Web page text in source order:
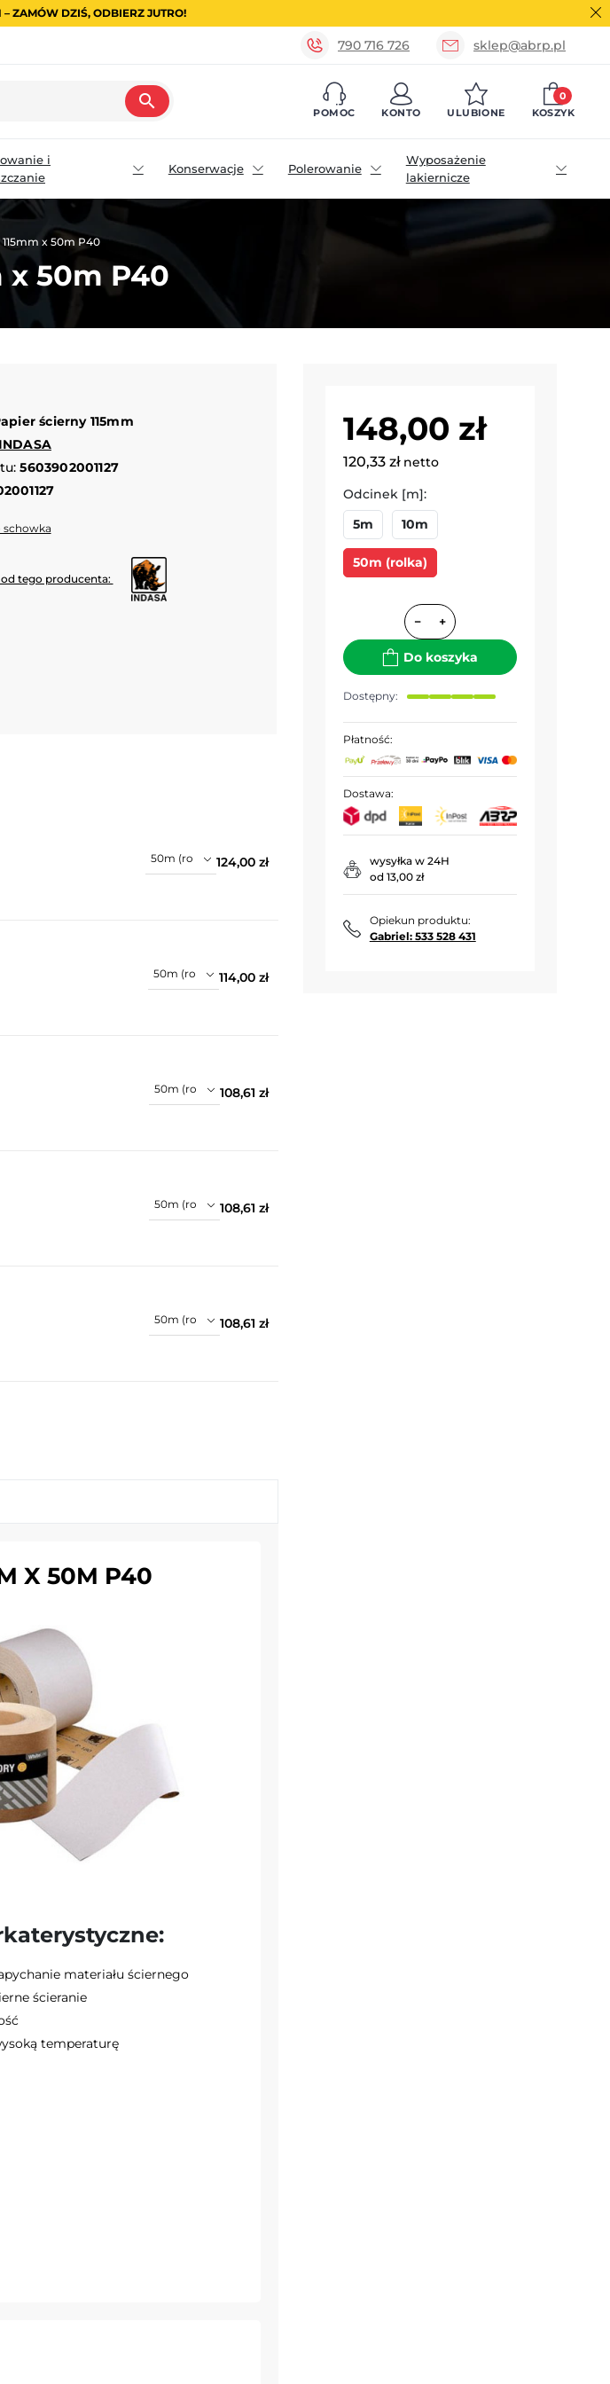
ZAMÓW DZIŚ, ODBIERZ JUTRO!
790 716 726 sklep@abrp.pl
search
POMOC KONTO ULUBIONE KOSZYK
0
i
Konserwacje Polerowanie
Wyposażenie
lakiernicze
115mm x 50m P40
x 50m P40
ścierny 115mm
INDASA
5603902001127
schowka
tego producenta:
148,00 zł
120,33 zł netto
Odcinek [m]:
5m
10m
50m (rolka)
− +
Do koszyka
Dostępny:
Płatność:
Dostawa:
wysyłka w 24H
od 13,00 zł
Opiekun produktu:
Gabriel: 533 528 431
124,00 zł
114,00 zł
108,61 zł
108,61 zł
108,61 zł
X 50M P40
materiału ściernego
ścieranie
temperaturę